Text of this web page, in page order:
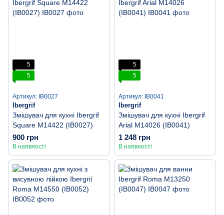
5
5
Артикул: IB0027
Ibergrif
Змішувач для кухні Ibergrif
Square M14422 (IB0027)
900 грн
В наявності
5
5
Артикул: IB0041
Ibergrif
Змішувач для кухні Ibergrif
Arial M14026 (IB0041)
1 248 грн
В наявності